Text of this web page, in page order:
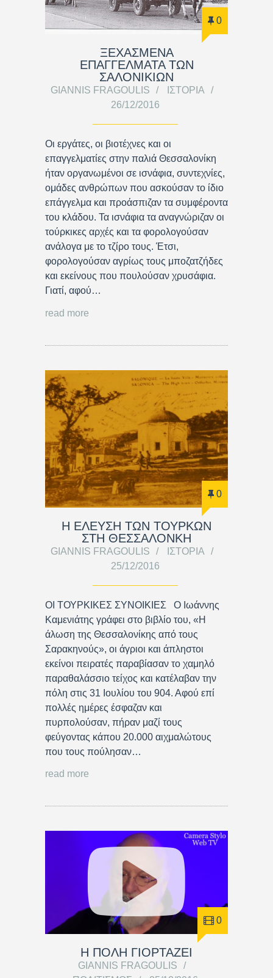
0
ΞΕΧΑΣΜΕΝΑ
ΕΠΑΓΓΕΛΜΑΤΑ ΤΩΝ
ΣΑΛΟΝΙΚΙΩΝ
GIANNIS FRAGOULIS
ΙΣΤΟΡΊΑ
26/12/2016
Οι εργάτες, οι βιοτέχνες και οι
επαγγελματίες στην παλιά Θεσσαλονίκη
ήταν οργανωμένοι σε ισνάφια, συντεχνίες,
ομάδες ανθρώπων που ασκούσαν το ίδιο
επάγγελμα και προάσπιζαν τα συμφέροντα
του κλάδου. Τα ισνάφια τα αναγνώριζαν οι
τούρκικες αρχές και τα φορολογούσαν
ανάλογα με το τζίρο τους. Έτσι,
φορολογούσαν αγρίως τους μποζατζήδες
και εκείνους που πουλούσαν χρυσάφια.
Γιατί, αφού…
read more
0
Η ΕΛΕΥΣΗ ΤΩΝ ΤΟΥΡΚΩΝ
ΣΤΗ ΘΕΣΣΑΛΟΝΚΗ
GIANNIS FRAGOULIS
ΙΣΤΟΡΊΑ
25/12/2016
ΟΙ ΤΟΥΡΚΙΚΕΣ ΣΥΝΟΙΚΙΕΣ Ο Ιωάννης
Καμενιάτης γράφει στο βιβλίο του, «Η
άλωση της Θεσσαλονίκης από τους
Σαρακηνούς», οι άγριοι και άπληστοι
εκείνοι πειρατές παραβίασαν το χαμηλό
παραθαλάσσιο τείχος και κατέλαβαν την
πόλη στις 31 Ιουλίου του 904. Αφού επί
πολλές ημέρες έσφαζαν και
πυρπολούσαν, πήραν μαζί τους
φεύγοντας κάπου 20.000 αιχμαλώτους
που τους πούλησαν…
read more
0
Η ΠΟΛΗ ΓΙΟΡΤΑΖΕΙ
GIANNIS FRAGOULIS